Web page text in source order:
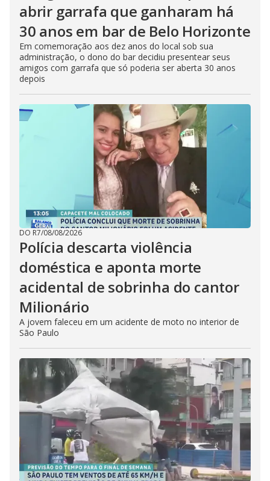
abrir garrafa que ganharam há
30 anos em bar de Belo Horizonte
Em comemoração aos dez anos do local sob sua
administração, o dono do bar decidiu presentear seus
amigos com garrafa que só poderia ser aberta 30 anos
depois
DO R7/08/08/2026
Polícia descarta violência
doméstica e aponta morte
acidental de sobrinha do cantor
Milionário
A jovem faleceu em um acidente de moto no interior de
São Paulo